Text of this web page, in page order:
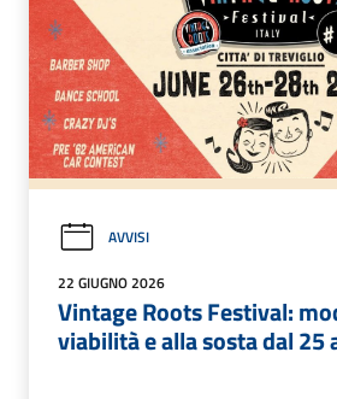
AVVISI
22 GIUGNO 2026
Vintage Roots Festival:
viabilità e alla sosta dal 25